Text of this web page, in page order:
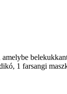
1 farsangi